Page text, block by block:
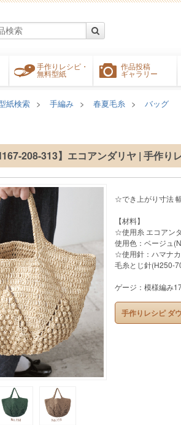
手作りレシピ・
無料型紙
作品投稿
ギャラリー
紙検索 手編み 春夏毛糸
バッグ
208-313】エコアンダリヤ | 手作り
☆でき上がり寸法
【材料】
☆使用糸 エコアン
使用色：ベージュ
☆使用針：ハマナ
毛糸とじ針(H250-
ゲージ：模様編み
手作りレシピ ダ